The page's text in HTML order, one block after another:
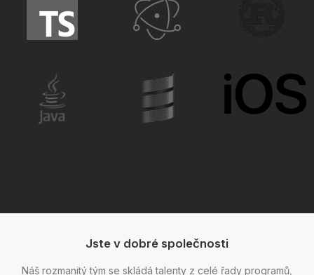
Jste v dobré společnosti
Náš rozmanitý tým se skládá talenty z celé řady programů,